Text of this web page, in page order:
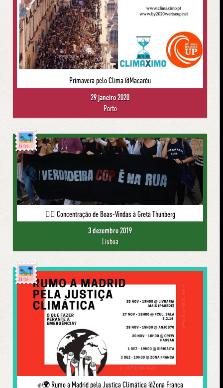
Primavera pelo Clima @Macaréu
29 janeiro 2020
Porto
Já foi
🙋‍♀️ Concentração de Boas-Vindas à Greta Thunberg
3 dezembro 2019
Lisboa
Já foi
✊🌍 Rumo a Madrid pela Justiça Climática @Zona Franca